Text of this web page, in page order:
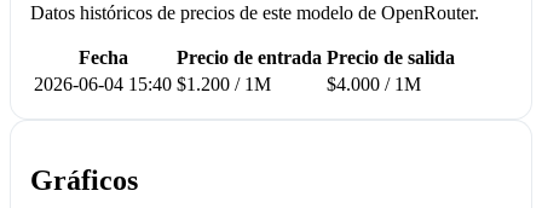
Datos históricos de precios de este modelo de OpenRouter.
Fecha Precio de entrada Precio de salida
2026-06-04 15:40 $1.200 / 1M $4.000 / 1M
Gráficos